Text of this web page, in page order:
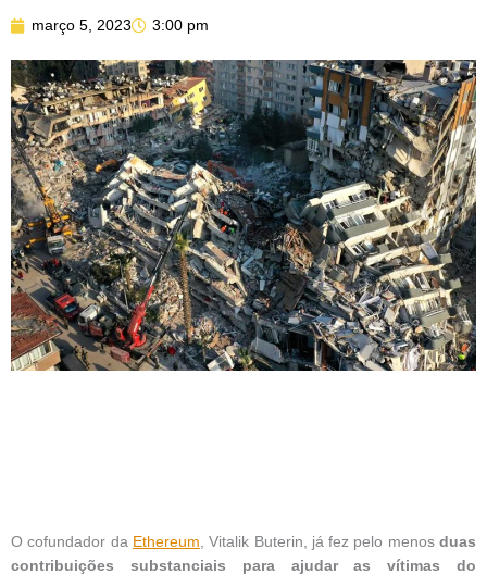
março 5, 2023 3:00 pm
O cofundador da Ethereum , Vitalik Buterin, já fez pelo menosduas
contribuições substanciais para ajudar as vítimas do